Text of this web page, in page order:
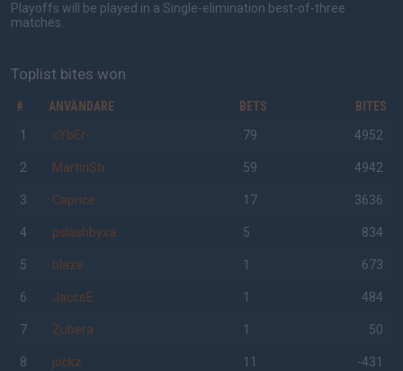
Playoffs will be played in a Single-elimination best-of-three
matches.
Toplist bites won
# ANVÄNDARE BETS
BITES
1
cYbEr- 79 4952
2 MartinStr 59 4942
3 Caprice 17 3636
4 pslashbyxa 5 834
5 blaze 1 673
6 JacceE 1 484
7 Zubera 1 50
8 jockz 11 -431